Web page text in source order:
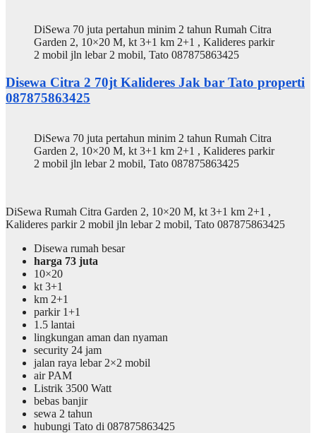
DiSewa 70 juta pertahun minim 2 tahun Rumah Citra
Garden 2, 10×20 M, kt 3+1 km 2+1 , Kalideres parkir
2 mobil jln lebar 2 mobil, Tato 087875863425
Disewa Citra 2 70jt Kalideres Jak bar Tato properti
087875863425
DiSewa 70 juta pertahun minim 2 tahun Rumah Citra
Garden 2, 10×20 M, kt 3+1 km 2+1 , Kalideres parkir
2 mobil jln lebar 2 mobil, Tato 087875863425
DiSewa Rumah Citra Garden 2, 10×20 M, kt 3+1 km 2+1 ,
Kalideres parkir 2 mobil jln lebar 2 mobil, Tato 087875863425
Disewa rumah besar
harga 73 juta
10×20
kt 3+1
km 2+1
parkir 1+1
1.5 lantai
lingkungan aman dan nyaman
security 24 jam
jalan raya lebar 2×2 mobil
air PAM
Listrik 3500 Watt
bebas banjir
sewa 2 tahun
hubungi Tato di 087875863425